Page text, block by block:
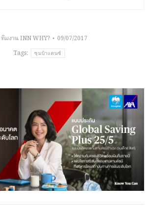
ทีมงาน INN WHY?
09/07/2017
Tags:
ซุมบ้าแดนซ์